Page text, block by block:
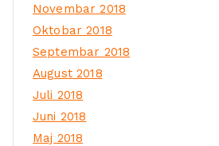
Novembar 2018
Oktobar 2018
Septembar 2018
August 2018
Juli 2018
Juni 2018
Maj 2018